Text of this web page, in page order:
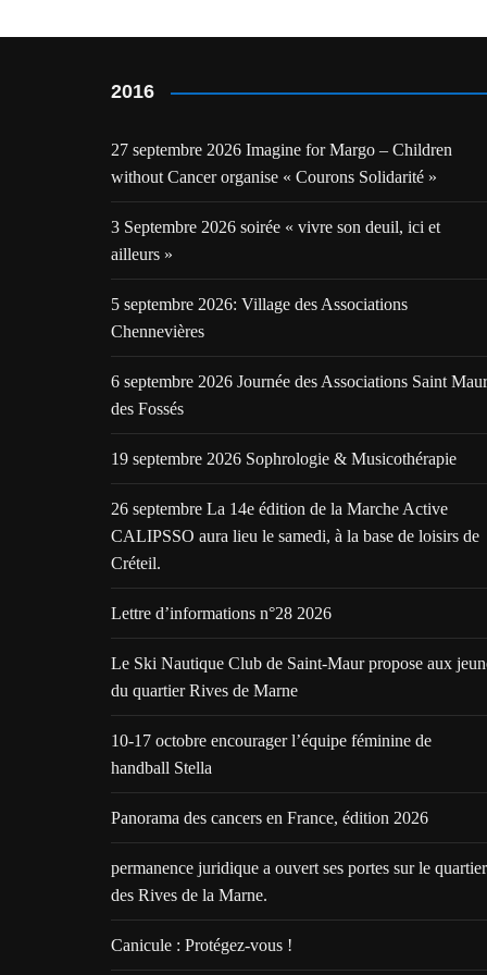
2016
27 septembre 2026 Imagine for Margo – Children
without Cancer organise « Courons Solidarité »
3 Septembre 2026 soirée « vivre son deuil, ici et
ailleurs »
5 septembre 2026: Village des Associations
Chennevières
6 septembre 2026 Journée des Associations Saint Maur
des Fossés
19 septembre 2026 Sophrologie & Musicothérapie
26 septembre La 14e édition de la Marche Active
CALIPSSO aura lieu le samedi, à la base de loisirs de
Créteil.
Lettre d’informations n°28 2026
Le Ski Nautique Club de Saint-Maur propose aux
du quartier Rives de Marne
10-17 octobre encourager l’équipe féminine de
handball Stella
Panorama des cancers en France, édition 2026
permanence juridique a ouvert ses portes sur le quartier
des Rives de la Marne.
Canicule : Protégez-vous !